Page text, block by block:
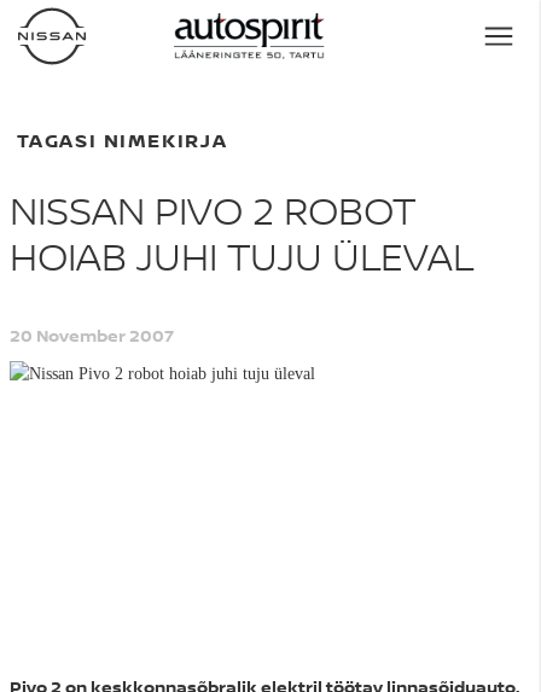
TAGASI NIMEKIRJA
NISSAN PIVO 2 ROBOT
HOIAB JUHI TUJU ÜLEVAL
20 November 2007
Pivo 2 on keskkonnasõbralik elektril töötav linnasõiduauto,